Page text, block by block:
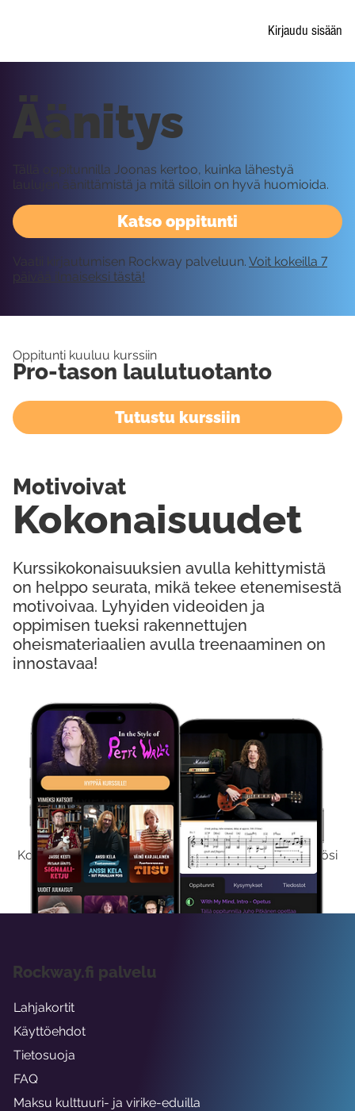
Kirjaudu sisään
Kokeile Ilmaiseksi
Kokeilemalla ilmaiseksi saat koko sisältömme käyttöösi
viikon ajaksi.
Katso oppitunti
Äänitys
Tällä oppitunnilla Joonas kertoo, kuinka lähestyä
laulujen äänittämistä ja mitä silloin on hyvä huomioida.
Vaatii kirjautumisen Rockway palveluun. Voit kokeilla 7
päivää ilmaiseksi tästä!
Oppitunti kuuluu kurssiin
Pro-tason laulutuotanto
Tutustu kurssiin
Kurssikokonaisuuksien avulla kehittymistä
on helppo seurata, mikä tekee etenemisestä
motivoivaa. Lyhyiden videoiden ja
oppimisen tueksi rakennettujen
oheismateriaalien avulla treenaaminen on
innostavaa!
Kokonaisuudet
Motivoivat
Rockway.fi palvelu
Lahjakortit
Käyttöehdot
Tietosuoja
FAQ
Maksu kulttuuri- ja virike-eduilla